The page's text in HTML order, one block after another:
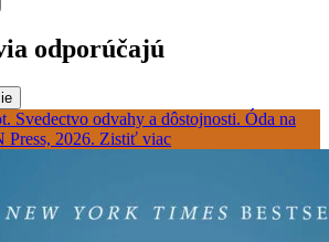
odporúčajú